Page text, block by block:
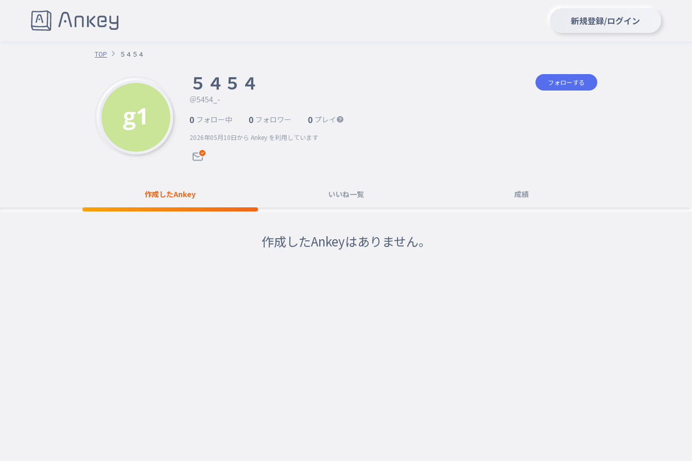
新規登録/ログイン
TOP ５４５４
５４５４
＠5454_-
フォローする
0 フォロー中 0 フォロワー 0 プレイ
2026年05月10日から Ankey を利用しています
作成したAnkey いいね一覧 成績
作成したAnkeyはありません。